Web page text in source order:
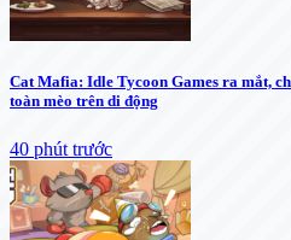
Cat Mafia: Idle Tycoon Games ra mắt,
toàn mèo trên di động
40 phút trước